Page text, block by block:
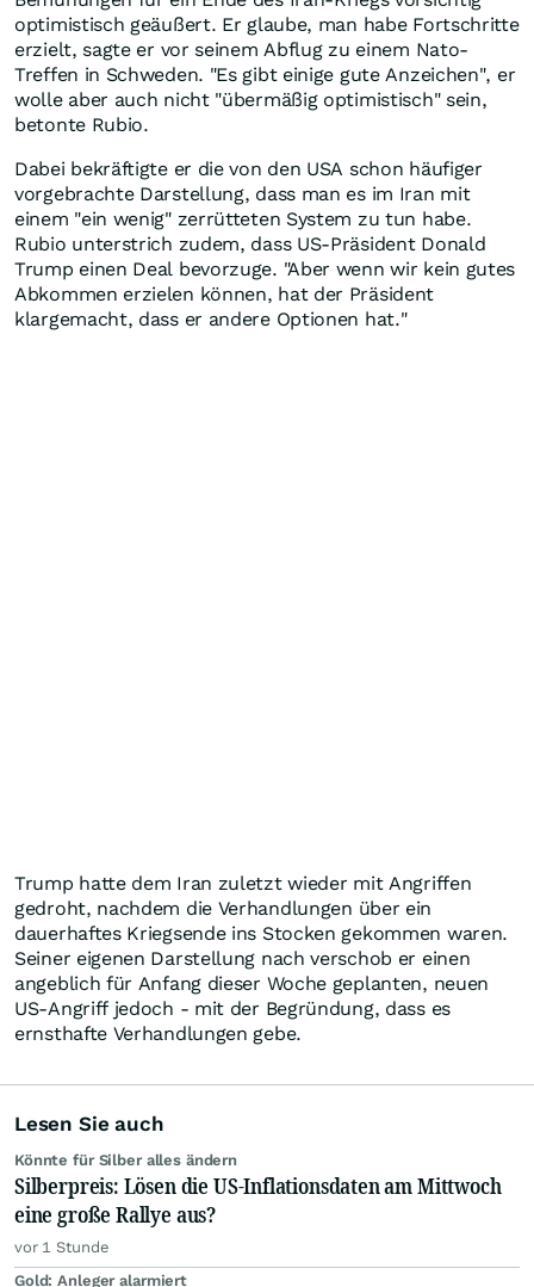
optimistisch geäußert. Er glaube, man habe Fortschritte
erzielt, sagte er vor seinem Abflug zu einem Nato-
Treffen in Schweden. "Es gibt einige gute Anzeichen", er
wolle aber auch nicht "übermäßig optimistisch" sein,
betonte Rubio.
Dabei bekräftigte er die von den USA schon häufiger
vorgebrachte Darstellung, dass man es im Iran mit
einem "ein wenig" zerrütteten System zu tun habe.
Rubio unterstrich zudem, dass US-Präsident Donald
Trump einen Deal bevorzuge. "Aber wenn wir kein gutes
Abkommen erzielen können, hat der Präsident
klargemacht, dass er andere Optionen hat."
Trump hatte dem Iran zuletzt wieder mit Angriffen
gedroht, nachdem die Verhandlungen über ein
dauerhaftes Kriegsende ins Stocken gekommen waren.
Seiner eigenen Darstellung nach verschob er einen
angeblich für Anfang dieser Woche geplanten, neuen
US-Angriff jedoch - mit der Begründung, dass es
ernsthafte Verhandlungen gebe.
Lesen Sie auch
Könnte für Silber alles ändern
Silberpreis: Lösen die US-Inflationsdaten am Mittwoch
eine große Rallye aus?
vor 1 Stunde
Gold: Anleger alarmiert